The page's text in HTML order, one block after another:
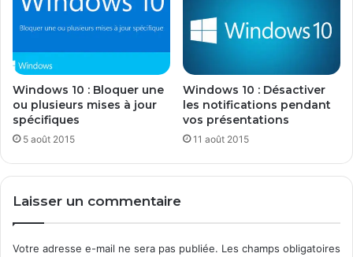
Windows 10 : Bloquer une
ou plusieurs mises à jour
spécifiques
5 août 2015
Windows 10 : Désactiver
les notifications pendant
vos présentations
11 août 2015
Laisser un commentaire
Votre adresse e-mail ne sera pas publiée. Les champs obligatoires